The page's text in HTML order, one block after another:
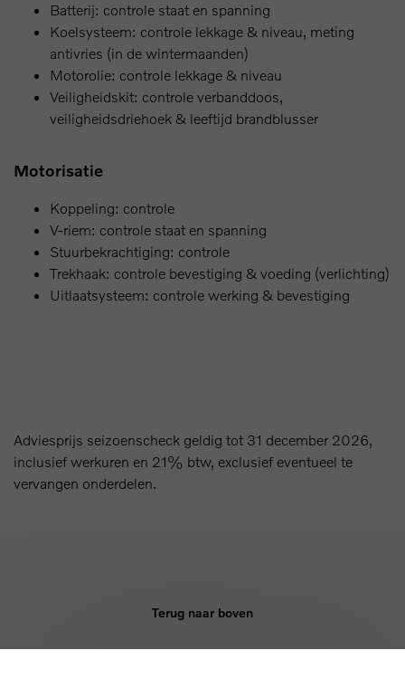
Batterij: controle staat en spanning
Koelsysteem: controle lekkage & niveau, meting
antivries (in de wintermaanden)
Motorolie: controle lekkage & niveau
Veiligheidskit: controle verbanddoos,
veiligheidsdriehoek & leeftijd brandblusser
Motorisatie
Koppeling: controle
V-riem: controle staat en spanning
Stuurbekrachtiging: controle
Trekhaak: controle bevestiging & voeding (verlichting)
Uitlaatsysteem: controle werking & bevestiging
Adviesprijs seizoenscheck geldig tot 31 december 2026,
inclusief werkuren en 21% btw, exclusief eventueel te
vervangen onderdelen.
Terug naar boven